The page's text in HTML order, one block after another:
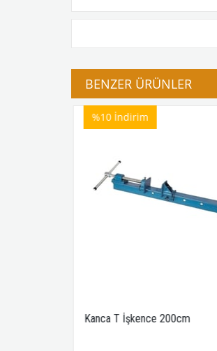
BENZER ÜRÜNLER
Kanca T İşkence 200cm
%10 İndirim